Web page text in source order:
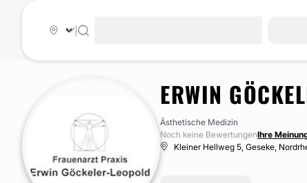
ERWIN
Ästhetische Medizin
Noch keine BewertungenIhre
Kleiner Hellweg 5, Geseke,